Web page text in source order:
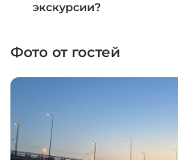
экскурсии?
Фото от гостей